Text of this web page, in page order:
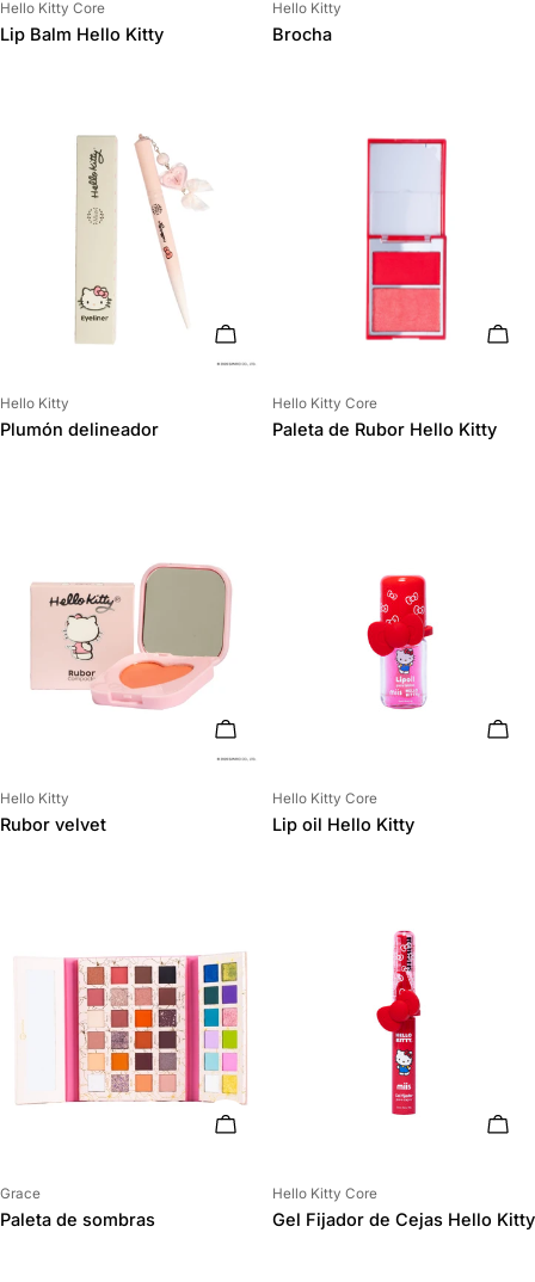
Proveedor:
Hello Kitty Core
Lip Balm Hello Kitty
Proveedor:
Hello Kitty
Brocha
AÑADIR AL CARRITO
Proveedor:
Hello Kitty
Plumón delineador
Proveedor:
Hello Kitty Core
Paleta de Rubor Hello Kitty
AÑADIR AL CARRITO
Proveedor:
Hello Kitty
Rubor velvet
Proveedor:
Hello Kitty Core
Lip oil Hello Kitty
AÑADIR AL CARRITO
Proveedor:
Grace
Paleta de sombras
Proveedor:
Hello Kitty Core
Gel Fijador de Cejas Hello Kitty